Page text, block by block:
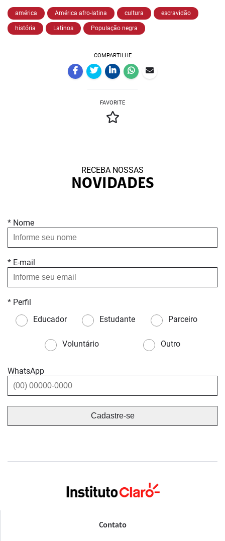
américa América afro-latina cultura escravidão
história Latinos População negra
COMPARTILHE
FAVORITE
RECEBA NOSSAS
NOVIDADES
* Nome
* E-mail
* Perfil
Educador
Estudante Parceiro
Voluntário Outro
WhatsApp
Contato